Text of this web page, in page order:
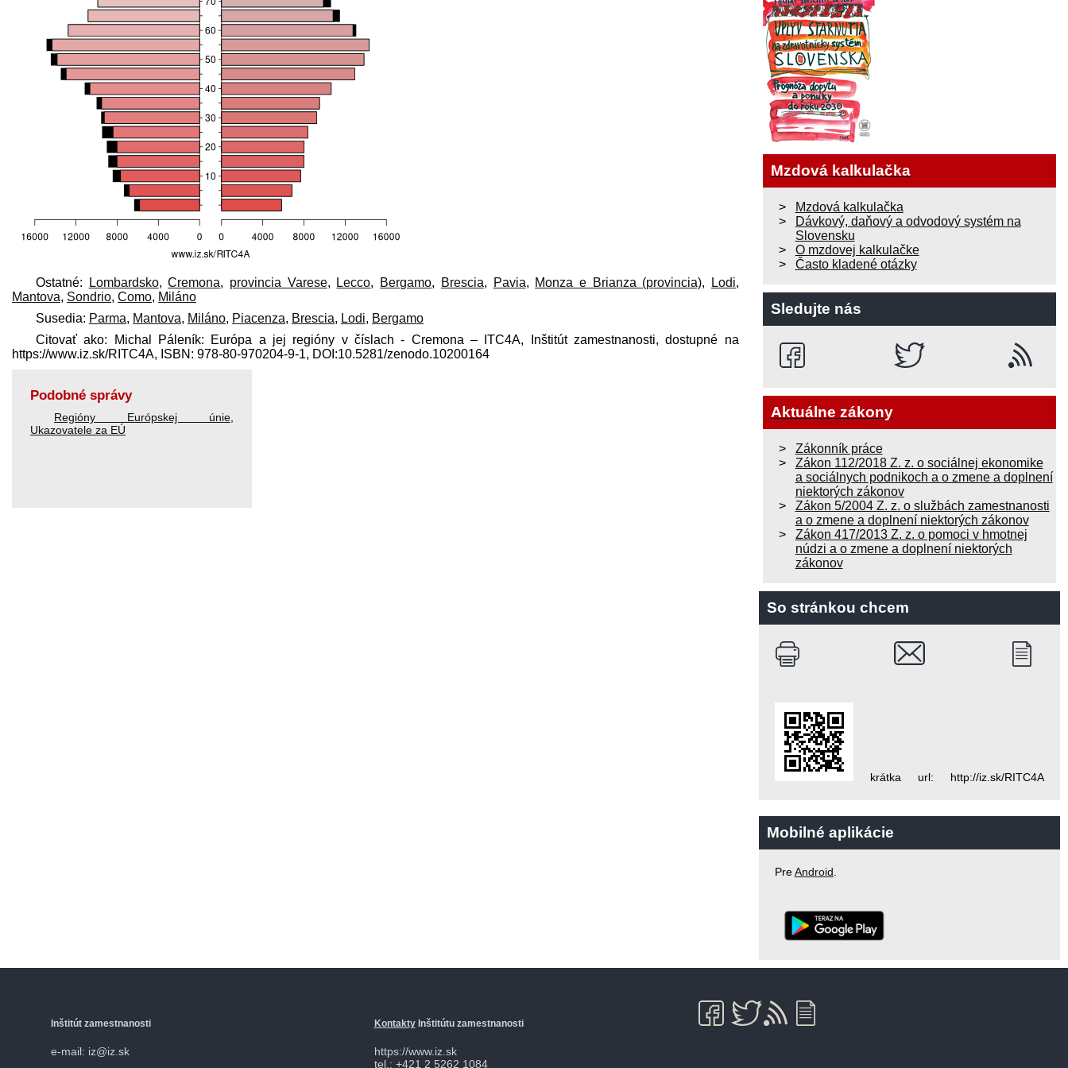
Ostatné: Lombardsko,Cremona, provincia Varese, Lecco, Bergamo, Brescia, Pavia, Monza e Brianza (provincia), Lodi,
Mantova, Sondrio, Como, Miláno
Susedia: Parma, Mantova, Miláno, Piacenza, Brescia, Lodi, Bergamo
Citovať ako: Michal Páleník: Európa a jej regióny v číslach - Cremona – ITC4A, Inštitút zamestnanosti, dostupné na
https://www.iz.sk/​RITC4A, ISBN: 978-80-970204-9-1, DOI:10.5281/zenodo.10200164
Podobné správy
Regióny Európskej únie,
Ukazovatele za EÚ
Mzdová kalkulačka
Mzdová kalkulačka
Dávkový, daňový a odvodový systém na
Slovensku
O mzdovej kalkulačke
Často kladené otázky
Sledujte nás
Aktuálne zákony
Zákonník práce
Zákon 112/2018 Z. z. o sociálnej ekonomike
a sociálnych podnikoch a o zmene a doplnení
niektorých zákonov
Zákon 5/2004 Z. z. o službách zamestnanosti
a o zmene a doplnení niektorých zákonov
Zákon 417/2013 Z. z. o pomoci v hmotnej
núdzi a o zmene a doplnení niektorých
zákonov
So stránkou chcem
krátka url: http://iz.sk/RITC4A
Mobilné aplikácie
PreAndroid
Inštitút zamestnanosti
e-mail: iz@iz.sk
KontaktyInštitútu zamestnanosti
https://www.iz.sk
tel.: +421 2 5262 1084